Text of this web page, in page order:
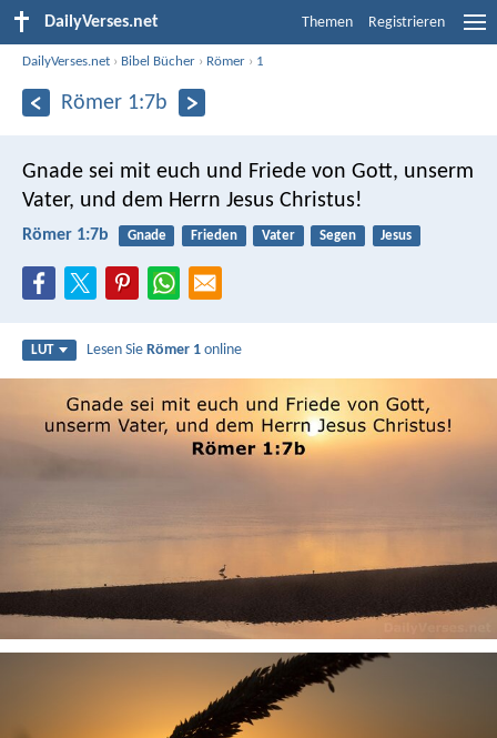
DailyVerses.net Themen Registrieren
DailyVerses.net › Bibel Bücher › Römer › 1
Römer 1:7b
Gnade sei mit euch und Friede von Gott, unserm
Vater, und dem Herrn Jesus Christus!
Römer 1:7b Gnade Frieden Vater Segen Jesus
LUT Lesen SieRömer 1 online